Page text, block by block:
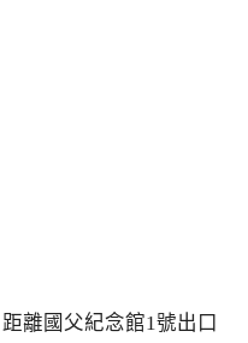
離國父紀念館1號出口